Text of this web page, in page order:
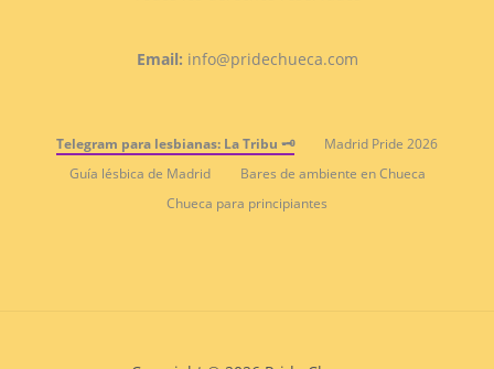
Email: info@pridechueca.com
Telegram para lesbianas: La Tribu 🗝️
Madrid Pride 2026
Guía lésbica de Madrid
Bares de ambiente en Chueca
Chueca para principiantes